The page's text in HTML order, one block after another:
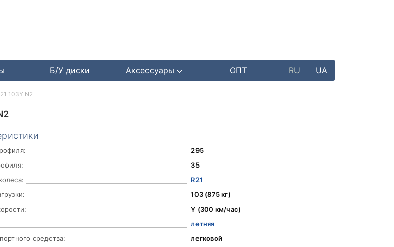
Б/У диски Аксессуары ОПТ RU UA
295
35
R21
103 (875 кг)
Y (300 км/час)
летняя
средства:
легковой
103Y N2